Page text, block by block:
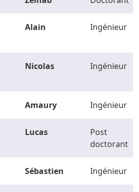
Alain Ingénieur
Nicolas Ingénieur
Amaury Ingénieur
Lucas
Post
doctorant
Sébastien Ingénieur